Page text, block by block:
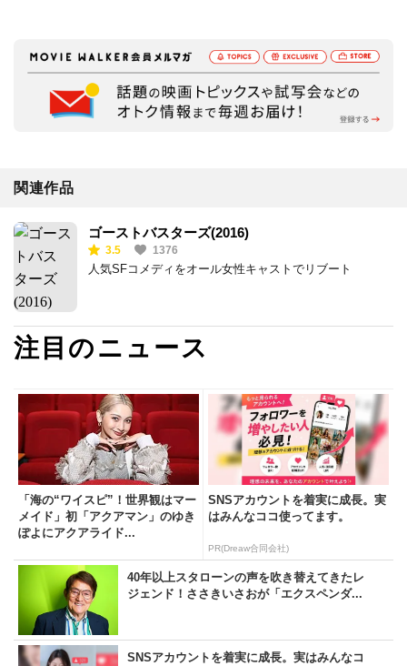
関連作品
ゴーストバスターズ(2016)
3.5 1376
人気SFコメディをオール女性キャストでリブート
注目のニュース
「海の“ワイスピ”！世界観はマー
メイド」初「アクアマン」のゆき
ぽよにアクアライド...
SNSアカウントを着実に成長。実
はみんなココ使ってます。
PR(Dreaw合同会社)
40年以上スタローンの声を吹き替えてきたレ
ジェンド！ささきいさおが「エクスペンダ...
SNSアカウントを着実に成長。実はみんなコ